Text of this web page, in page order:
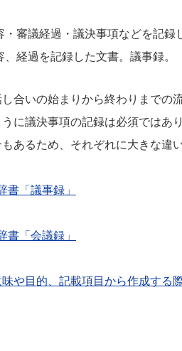
審議経過・議決事項などを記録
経過を記録した文書。議事録。
合いの始まりから終わりまでの
に議決事項の記録は必須ではあ
あるため、それぞれに大きな違
書「議事録」
書「会議録」
や目的、記載項目から作成する